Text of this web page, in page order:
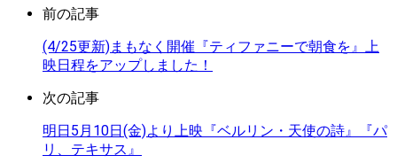
前の記事
(4/25更新)まもなく開催『ティファニーで朝食を』上
映日程をアップしました！
次の記事
明日5月10日(金)より上映『ベルリン・天使の詩』『パ
リ、テキサス』